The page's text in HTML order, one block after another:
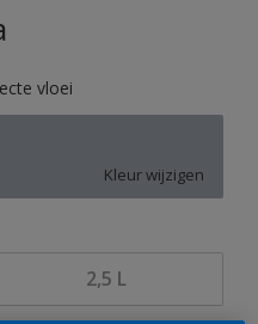
vloei
Kleur wijzigen
2,5 L